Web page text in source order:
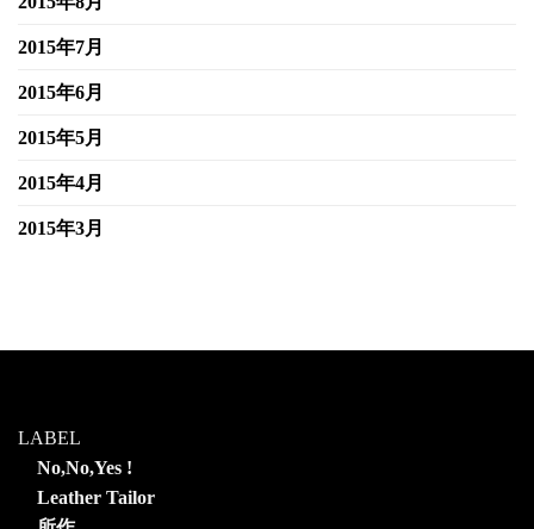
2015年7月
2015年6月
2015年5月
2015年4月
2015年3月
LABEL
No,No,Yes !
Leather Tailor